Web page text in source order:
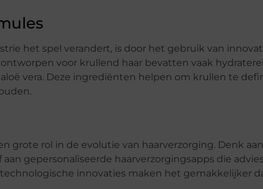
het spel verandert, is door het gebruik van
voor krullend haar bevatten vaak
vera. Deze ingrediënten helpen om krullen te
grote rol in de evolutie van haarverzorging. Denk
gepersonaliseerde haarverzorgingsapps die
innovaties maken het gemakkelijker